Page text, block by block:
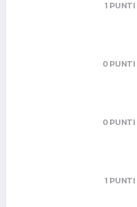
1 PUNTI
0 PUNTI
0 PUNTI
1 PUNTI